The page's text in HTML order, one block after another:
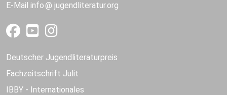
E-Mail info jugendliteratur.org
Deutscher Jugendliteraturpreis
Fachzeitschrift Julit
IBBY - Internationales